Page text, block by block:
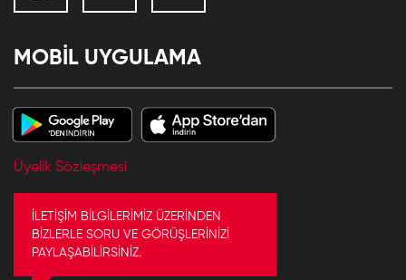
MOBİL UYGULAMA
Üyelik Sözleşmesi
İLETİŞİM BİLGİLERİMİZ ÜZERİNDEN
BİZLERLE SORU VE GÖRÜŞLERİNİZİ
PAYLAŞABİLİRSİNİZ.